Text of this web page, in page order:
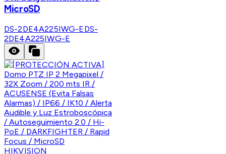
MicroSD
DS-2DE4A225IWG-EDS-
2DE4A225IWG-E
HIKVISION